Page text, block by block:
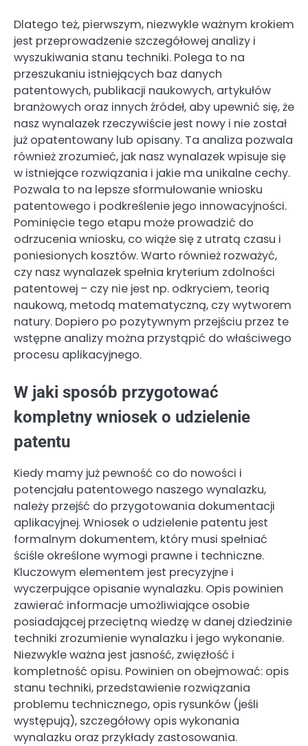
Dlatego też, pierwszym, niezwykle ważnym krokiem
jest przeprowadzenie szczegółowej analizy i
wyszukiwania stanu techniki. Polega to na
przeszukaniu istniejących baz danych
patentowych, publikacji naukowych, artykułów
branżowych oraz innych źródeł, aby upewnić się, że
nasz wynalazek rzeczywiście jest nowy i nie został
już opatentowany lub opisany. Ta analiza pozwala
również zrozumieć, jak nasz wynalazek wpisuje się
w istniejące rozwiązania i jakie ma unikalne cechy.
Pozwala to na lepsze sformułowanie wniosku
patentowego i podkreślenie jego innowacyjności.
Pominięcie tego etapu może prowadzić do
odrzucenia wniosku, co wiąże się z utratą czasu i
poniesionych kosztów. Warto również rozważyć,
czy nasz wynalazek spełnia kryterium zdolności
patentowej – czy nie jest np. odkryciem, teorią
naukową, metodą matematyczną, czy wytworem
natury. Dopiero po pozytywnym przejściu przez te
wstępne analizy można przystąpić do właściwego
procesu aplikacyjnego.
W jaki sposób przygotować
kompletny wniosek o udzielenie
patentu
Kiedy mamy już pewność co do nowości i
potencjału patentowego naszego wynalazku,
należy przejść do przygotowania dokumentacji
aplikacyjnej. Wniosek o udzielenie patentu jest
formalnym dokumentem, który musi spełniać
ściśle określone wymogi prawne i techniczne.
Kluczowym elementem jest precyzyjne i
wyczerpujące opisanie wynalazku. Opis powinien
zawierać informacje umożliwiające osobie
posiadającej przeciętną wiedzę w danej dziedzinie
techniki zrozumienie wynalazku i jego wykonanie.
Niezwykle ważna jest jasność, zwięzłość i
kompletność opisu. Powinien on obejmować: opis
stanu techniki, przedstawienie rozwiązania
problemu technicznego, opis rysunków (jeśli
występują), szczegółowy opis wykonania
wynalazku oraz przykłady zastosowania.